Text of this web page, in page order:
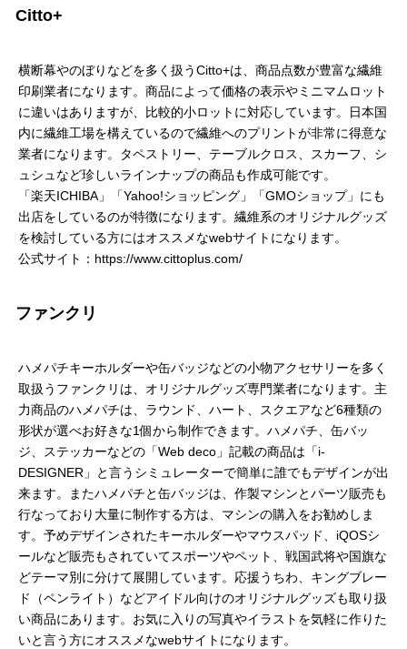
Citto+
横断幕やのぼりなどを多く扱うCitto+は、商品点数が豊富な繊維
印刷業者になります。商品によって価格の表示やミニマムロット
に違いはありますが、比較的小ロットに対応しています。日本国
内に繊維工場を構えているので繊維へのプリントが非常に得意な
業者になります。タペストリー、テーブルクロス、スカーフ、シ
ュシュなど珍しいラインナップの商品も作成可能です。
「楽天ICHIBA」「Yahoo!ショッピング」「GMOショップ」にも
出店をしているのが特徴になります。繊維系のオリジナルグッズ
を検討している方にはオススメなwebサイトになります。
公式サイト：https://www.cittoplus.com/
ファンクリ
ハメパチキーホルダーや缶バッジなどの小物アクセサリーを多く
取扱うファンクリは、オリジナルグッズ専門業者になります。主
力商品のハメパチは、ラウンド、ハート、スクエアなど6種類の
形状が選べお好きな1個から制作できます。ハメパチ、缶バッ
ジ、ステッカーなどの「Web deco」記載の商品は「i-
DESIGNER」と言うシミュレーターで簡単に誰でもデザインが出
来ます。またハメパチと缶バッジは、作製マシンとパーツ販売も
行なっており大量に制作する方は、マシンの購入をお勧めしま
す。予めデザインされたキーホルダーやマウスパッド、iQOSシ
ールなど販売もされていてスポーツやペット、戦国武将や国旗な
どテーマ別に分けて展開しています。応援うちわ、キングブレー
ド（ペンライト）などアイドル向けのオリジナルグッズも取り扱
い商品にあります。お気に入りの写真やイラストを気軽に作りた
いと言う方にオススメなwebサイトになります。